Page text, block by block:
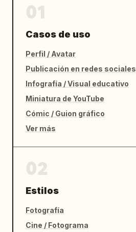
Casos de uso
Perfil / Avatar
Publicación en redes sociales
Infografía / Visual educativo
Miniatura de YouTube
Cómic / Guion gráfico
Ver más
Estilos
Fotografía
Cine / Fotograma